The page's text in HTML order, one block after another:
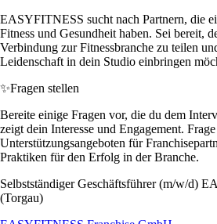
EASYFITNESS sucht nach Partnern, die
Fitness und Gesundheit haben. Sei bereit,
Verbindung zur Fitnessbranche zu teilen
Leidenschaft in dein Studio einbringen
✨Fragen stellen
Bereite einige Fragen vor, die du dem
zeigt dein Interesse und Engagement.
Unterstützungsangeboten für
Praktiken für den Erfolg in der Branche.
Selbstständiger Geschäftsführer (m/w/d)
(Torgau)